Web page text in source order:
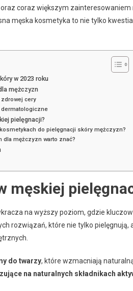
coraz większym
męska kosmetyka to nie tylko
w 2023 roku
mężczyzn
cery
dermatologiczne
pielęgnacji?
do pielęgnacji skóry mężczyzn?
dla mężczyzn warto znać?
męskiej
na wyższy poziom, gdzie
rozwiązań, które nie tylko pielęgnują,
do twarzy, które wzmacniają
na naturalnych składnikach